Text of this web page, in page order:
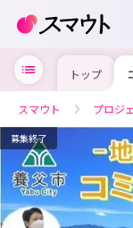
トップ
スマウト プロジ
募集終了